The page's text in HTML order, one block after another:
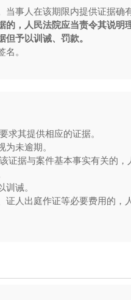
事人在该期限内提供证据确
的，人民法院应当责令其说明
予以训诫、罚款。
。
求其提供相应的证据。
未逾期。
证据与案件基本事实有关的
诫。
人出庭作证等必要费用的，